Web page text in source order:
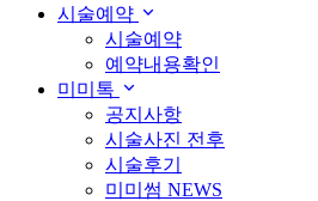
시술예약
시술예약
예약내용확인
미미톡
공지사항
시술사진 전후
시술후기
미미썸 NEWS